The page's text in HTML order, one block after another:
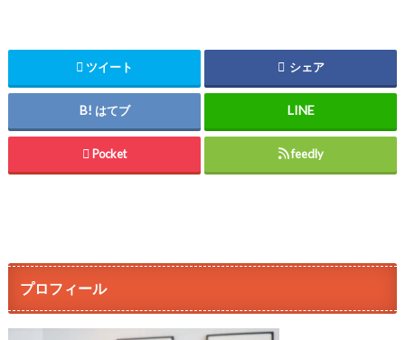
ツイート シェア
はてブ
Pocket feedly
プロフィール